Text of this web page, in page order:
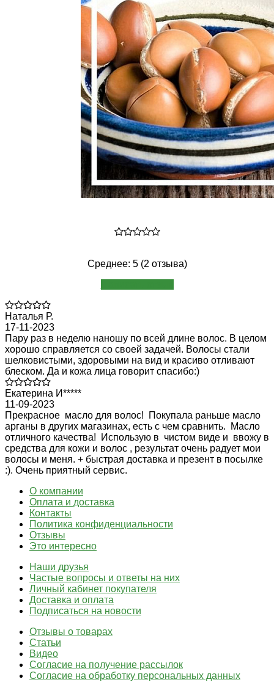
Среднее: 5 (2 отзыва)
Наталья Р.
17-11-2023
Пару раз в неделю наношу по всей длине волос. В целом
хорошо справляется со своей задачей. Волосы стали
шелковистыми, здоровыми на вид и красиво отливают
блеском. Да и кожа лица говорит спасибо:)
Екатерина И*****
11-09-2023
Прекрасное масло для волос! Покупала раньше масло
арганы в других магазинах, есть с чем сравнить. Масло
отличного качества! Использую в чистом виде и ввожу в
средства для кожи и волос , результат очень радует мои
волосы и меня. + быстрая доставка и презент в посылке
:). Очень приятный сервис.
О компании
Оплата и доставка
Контакты
Политика конфиденциальности
Отзывы
Это интересно
Наши друзья
Частые вопросы и ответы на них
Личный кабинет покупателя
Доставка и оплата
Подписаться на новости
Отзывы о товарах
Статьи
Видео
Согласие на получение рассылок
Согласие на обработку персональных данных